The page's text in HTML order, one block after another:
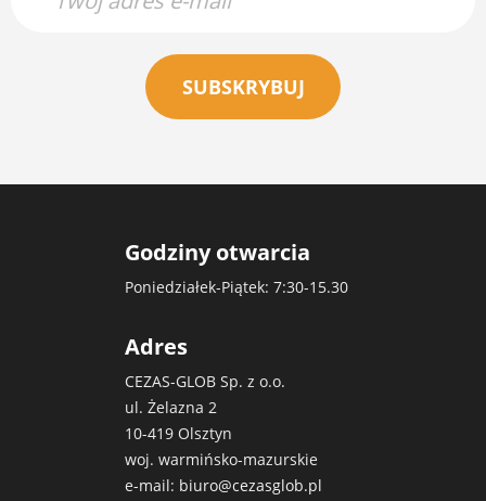
SUBSKRYBUJ
Godziny otwarcia
Poniedziałek-Piątek: 7:30-15.30
Adres
CEZAS-GLOB Sp. z o.o.
ul. Żelazna 2
10-419 Olsztyn
woj. warmińsko-mazurskie
e-mail: biuro@cezasglob.pl